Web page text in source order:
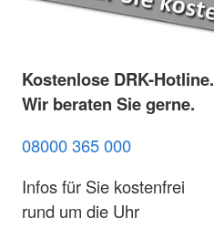
Kostenlose DRK-Hotline.
Wir beraten Sie gerne.
08000 365 000
Infos für Sie kostenfrei
rund um die Uhr